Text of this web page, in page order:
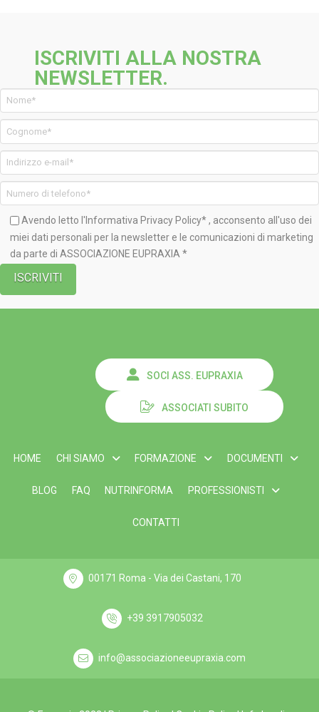
ISCRIVITI ALLA NOSTRA
NEWSLETTER.
Avendo letto l'Informativa Privacy Policy*, acconsento all'uso dei
miei dati personali per la newsletter e le comunicazioni di marketing
da parte di ASSOCIAZIONE EUPRAXIA *
SOCI ASS. EUPRAXIA
ASSOCIATI SUBITO
HOME CHI SIAMO FORMAZIONE DOCUMENTI
BLOG FAQ NUTRINFORMA PROFESSIONISTI
CONTATTI
00171 Roma - Via dei Castani, 170
+39 3917905032
info@associazioneeupraxia.com